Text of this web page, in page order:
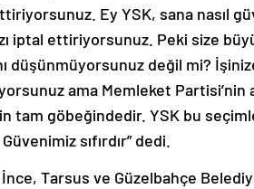
Ey YSK, sana nasıl
iptal ettiriyorsunuz. Peki size
düşünmüyorsunuz değil mi?
ama Memleket Partisi’nin
tam göbeğindedir. YSK bu
sıfırdır” dedi.
Tarsus ve Güzelbahçe